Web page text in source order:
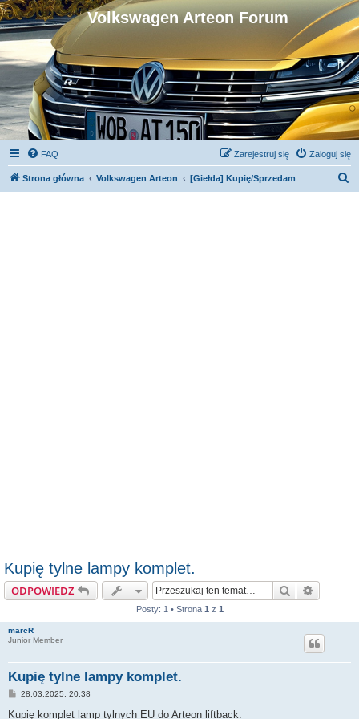
Volkswagen Arteon Forum
FAQ Zaloguj się
Zarejestruj się
Strona główna Volkswagen Arteon [Giełda] Kupię/Sprzedam
Kupię tylne lampy komplet.
ODPOWIEDZ Szukaj
Posty: 1 • Strona 1 z 1
marcR
Junior Member
Kupię tylne lampy komplet.
P
s
28.03.2025, 20:38
Kupię komplet lamp tylnych EU do Arteon liftback.